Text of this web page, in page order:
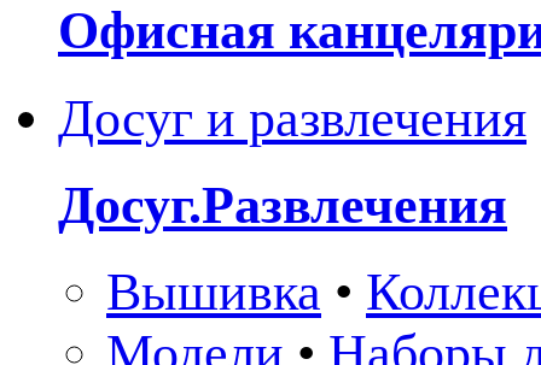
Офисная
Досуг и развлечения
Досуг.Развлечения
Вышивка •